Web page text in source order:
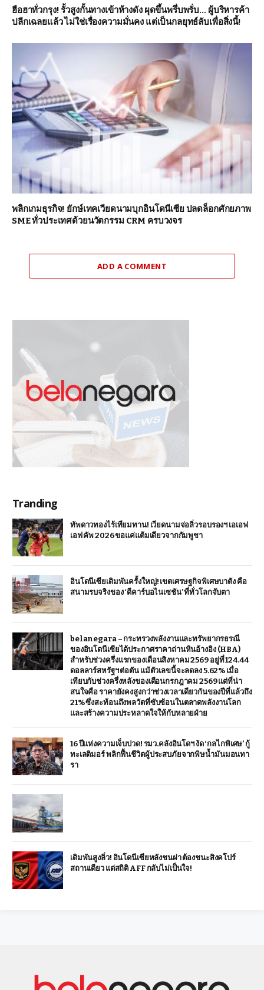
ฮือฮาทั่วกรุง! รั้วสูงกั้นทางเข้าห้างดัง ผุดขึ้นพรึ่บพรั่บ… ผู้บริหารค้า
ปลีกเฉลยแล้ว ไม่ใช่เรื่องความมั่นคง แต่เป็นกลยุทธ์ลับเพื่อสิ่งนี้!
พลิกเกมธุรกิจ! ยักษ์เทคเวียดนามบุกอินโดนีเซีย ปลดล็อกศักยภาพ
SME ทั่วประเทศด้วยนวัตกรรม CRM ครบวงจร
ADD A COMMENT
Tranding
ทัพดาวทองไร้เทียมทาน! เวียดนามจ่อลิ่วรอบรองฯ เอเอฟ
เอฟ คัพ 2026 ขอแค่แต้มเดียวจากกัมพูชา
อินโดนีเซียเดิมพันครั้งใหญ่! เขตเศรษฐกิจพิเศษบาตัง คือ
สนามรบจริงของ ‘ดีคาร์บอไนเซชัน’ ที่ทั่วโลกจับตา
belanegara – กระทรวงพลังงานและทรัพยากรธรณี
ของอินโดนีเซียได้ประกาศราคาถ่านหินอ้างอิง (HBA)
สำหรับช่วงครึ่งแรกของเดือนสิงหาคม 2569 อยู่ที่ 124.44
ดอลลาร์สหรัฐฯ ต่อตัน แม้ตัวเลขนี้จะลดลง 5.62% เมื่อ
เทียบกับช่วงครึ่งหลังของเดือนกรกฎาคม 2569 แต่ที่น่า
สนใจคือ ราคายังคงสูงกว่าช่วงเวลาเดียวกันของปีที่แล้วถึง
21% ซึ่งสะท้อนถึงพลวัตที่ซับซ้อนในตลาดพลังงานโลก
และสร้างความประหลาดใจให้กับหลายฝ่าย
16 ปีแห่งความเจ็บปวด! รมว.คลังอินโดฯ งัด ‘กลไกพิเศษ’ กู้
ทะเลติมอร์ พลิกฟื้นชีวิตผู้ประสบภัยจากพิษน้ำมันมอนทา
รา
เดิมพันสูงลิ่ว! อินโดนีเซียหลังชนฝา ต้องชนะสิงคโปร์
สถานเดียว แต่สถิติ AFF กลับไม่เป็นใจ!